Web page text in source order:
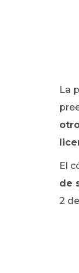
La
El
de
2